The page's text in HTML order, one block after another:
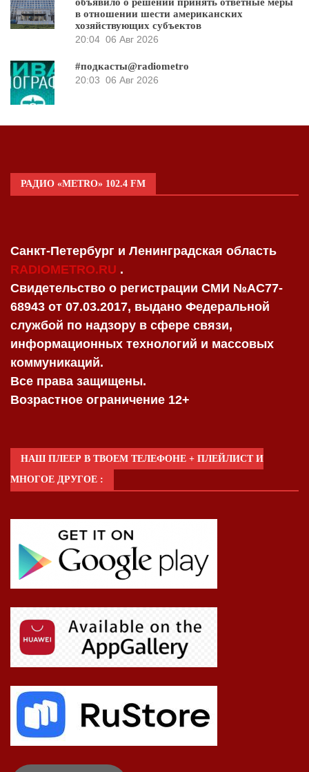
в отношении шести американских
хозяйствующих субъектов
20:04 06 Авг 2026
#подкасты@radiometro
20:03 06 Авг 2026
РАДИО «METRO» 102.4 FM
Санкт-Петербург и Ленинградская область
RADIOMETRO.RU .
Свидетельство о регистрации СМИ №AC77-
68943 от 07.03.2017, выдано Федеральной
службой по надзору в сфере связи,
информационных технологий и массовых
коммуникаций.
Все права защищены.
Возрастное ограничение 12+
НАШ ПЛЕЕР В ТВОЕМ ТЕЛЕФОНЕ + ПЛЕЙЛИСТ И
МНОГОЕ ДРУГОЕ :